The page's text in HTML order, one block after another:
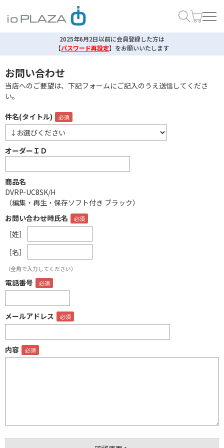
2025年6月2日以前に会員登録した方は
【パスワード再設定】 をお願いいたします
お問い合わせ
当店へのご要望は、下記フォームにご記入のうえ送信してくださ
い。
件名(タイトル)
オーダーＩＤ
商品名
DVRP-UC8SK/H
（編集・再生・保存ソフト付き ブラック）
お問い合わせ時氏名
［姓］
［名］
（全角で入力してください）
電話番号
メールアドレス
内容